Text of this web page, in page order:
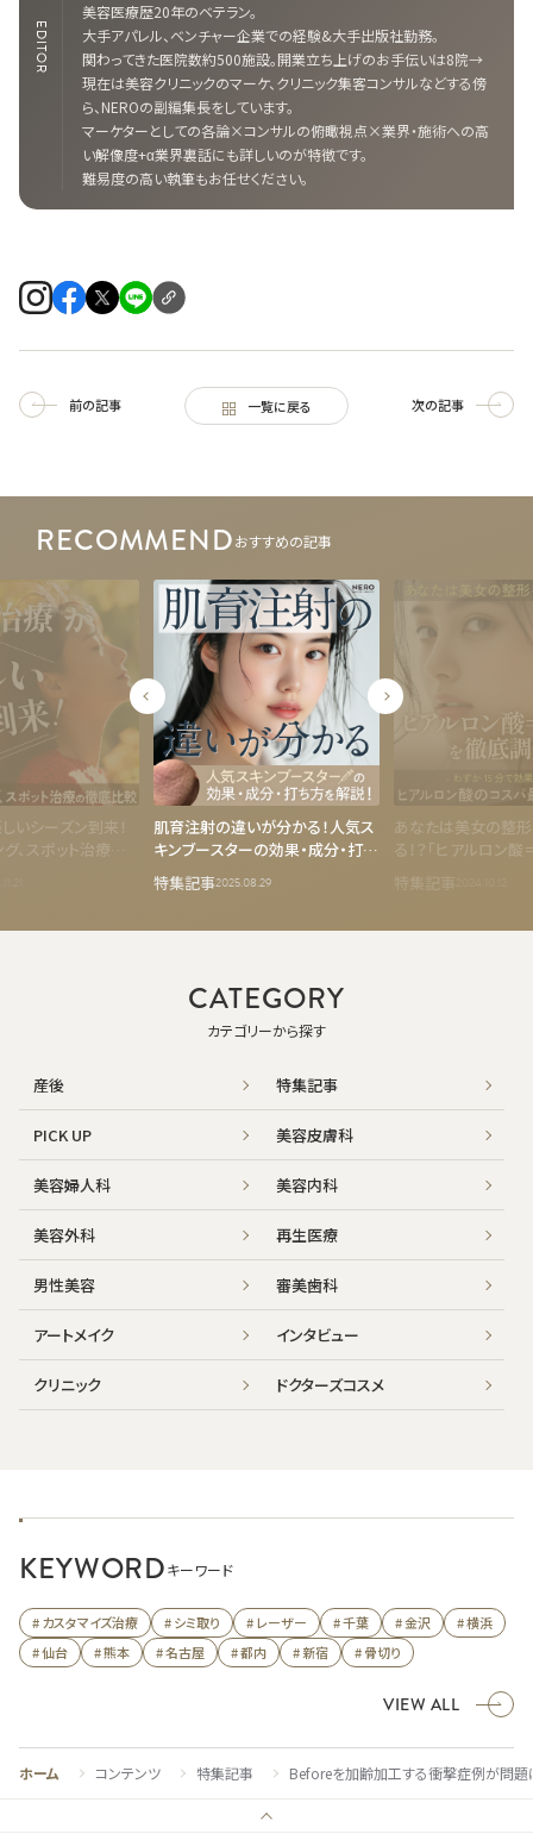
EDITOR
美容医療歴20年のベテラン。
大手アパレル、ベンチャー企業での経験&大手出版社勤務。
関わってきた医院数約500施設。開業立ち上げのお手伝いは8院→
現在は美容クリニックのマーケ、クリニック集客コンサルなどする傍
ら、NEROの副編集長をしています。
マーケターとしての各論×コンサルの俯瞰視点×業界・施術への高
い解像度+α業界裏話にも詳しいのが特徴です。
難易度の高い執筆もお任せください。
前の記事 一覧に戻る 次の記事
RECOMMENDおすすめの記事
いシーズン到来！
、スポット治療の
肌育注射の違いが分かる！人気ス
キンブースターの効果・成分・打ち
方を解説
特集記事2025.08.29
あなたは美女の整
る！？「ヒアルロン
徹底調査！わずか
果を出すヒアルロ
特集記事
CATEGORY
カテゴリーから探す
産後 特集記事
PICK UP 美容皮膚科
美容婦人科 美容内科
美容外科 再生医療
男性美容 審美歯科
アートメイク インタビュー
クリニック ドクターズコスメ
KEYWORDキーワード
# カスタマイズ治療 # シミ取り # レーザー # 千葉 # 金沢
# 横浜
# 仙台
# 熊本 # 名古屋 # 都内 # 新宿 # 骨切り
VIEW ALL
ホーム コンテンツ 特集記事 Beforeを加齢加工する衝撃症例が問題